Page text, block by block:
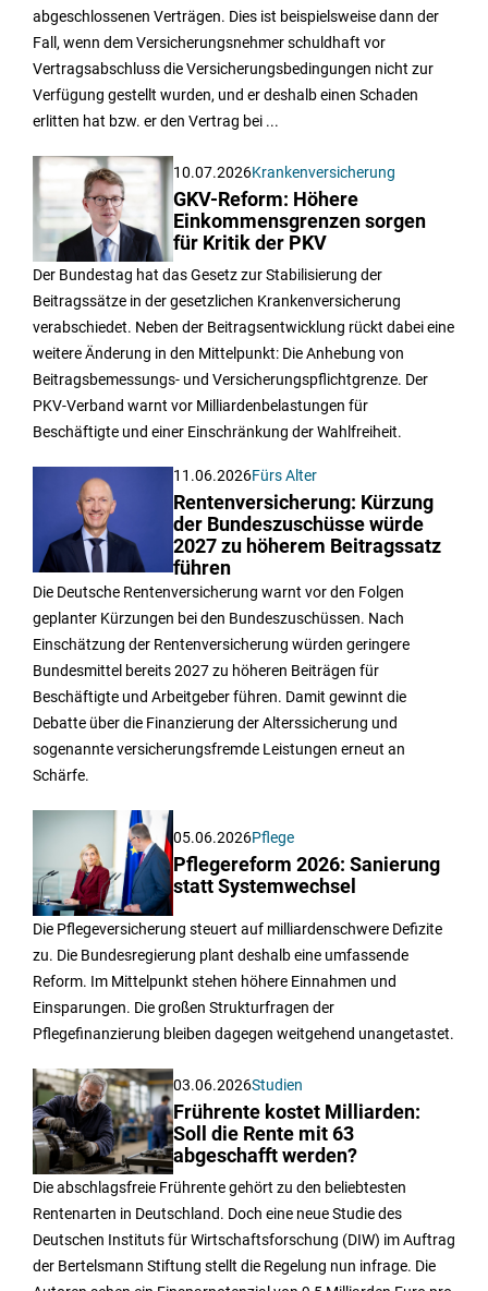
abgeschlossenen Verträgen. Dies ist beispielsweise dann der
Fall, wenn dem Versicherungsnehmer schuldhaft vor
Vertragsabschluss die Versicherungsbedingungen nicht zur
Verfügung gestellt wurden, und er deshalb einen Schaden
erlitten hat bzw. er den Vertrag bei ...
10.07.2026Krankenversicherung
GKV-Reform: Höhere
Einkommensgrenzen sorgen
für Kritik der PKV
Der Bundestag hat das Gesetz zur Stabilisierung der
Beitragssätze in der gesetzlichen Krankenversicherung
verabschiedet. Neben der Beitragsentwicklung rückt dabei eine
weitere Änderung in den Mittelpunkt: Die Anhebung von
Beitragsbemessungs- und Versicherungspflichtgrenze. Der
PKV-Verband warnt vor Milliardenbelastungen für
Beschäftigte und einer Einschränkung der Wahlfreiheit.
11.06.2026Fürs Alter
Rentenversicherung: Kürzung
der Bundeszuschüsse würde
2027 zu höherem Beitragssatz
führen
Die Deutsche Rentenversicherung warnt vor den Folgen
geplanter Kürzungen bei den Bundeszuschüssen. Nach
Einschätzung der Rentenversicherung würden geringere
Bundesmittel bereits 2027 zu höheren Beiträgen für
Beschäftigte und Arbeitgeber führen. Damit gewinnt die
Debatte über die Finanzierung der Alterssicherung und
sogenannte versicherungsfremde Leistungen erneut an
Schärfe.
05.06.2026Pflege
Pflegereform 2026: Sanierung
statt Systemwechsel
Die Pflegeversicherung steuert auf milliardenschwere Defizite
zu. Die Bundesregierung plant deshalb eine umfassende
Reform. Im Mittelpunkt stehen höhere Einnahmen und
Einsparungen. Die großen Strukturfragen der
Pflegefinanzierung bleiben dagegen weitgehend unangetastet.
03.06.2026Studien
Frührente kostet Milliarden:
Soll die Rente mit 63
abgeschafft werden?
Die abschlagsfreie Frührente gehört zu den beliebtesten
Rentenarten in Deutschland. Doch eine neue Studie des
Deutschen Instituts für Wirtschaftsforschung (DIW) im Auftrag
der Bertelsmann Stiftung stellt die Regelung nun infrage. Die